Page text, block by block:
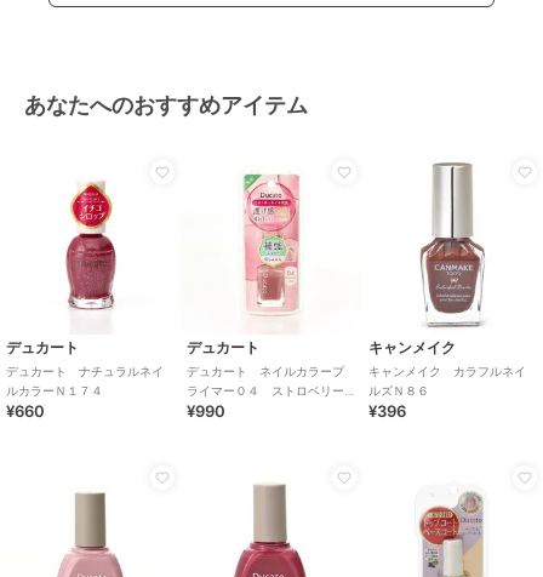
あなたへのおすすめアイテム
デュカート
デュカート ナチュラルネイ
ルカラーＮ１７４
¥660
デュカート
デュカート ネイルカラープ
ライマー０４ ストロベリー
ピンク
¥990
キャンメイク
キャンメイク カラフルネイ
ルズＮ８６
¥396